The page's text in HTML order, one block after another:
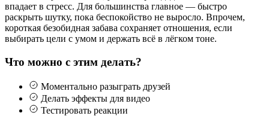
впадает в стресс. Для большинства главное — быстро
раскрыть шутку, пока беспокойство не выросло. Впрочем,
короткая безобидная забава сохраняет отношения, если
выбирать цели с умом и держать всё в лёгком тоне.
Что можно с этим делать?
Моментально разыграть друзей
Делать эффекты для видео
Тестировать реакции